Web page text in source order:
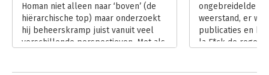
Homan niet alleen naar ‘boven’ (de
hiërarchische top) maar onderzoekt
hij beheerskramp juist vanuit veel
verschillende perspectieven. Met als
ongebreidelde
weerstand, er
publicaties en
la F*ck de regels